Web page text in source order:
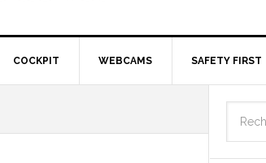
COCKPIT WEBCAMS SAFETY FIRST